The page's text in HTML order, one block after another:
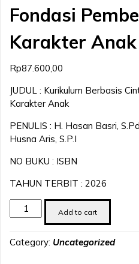
Fondasi
Karakter Anak
Rp87.600,00
JUDUL : Kurikulum Berbasis
Karakter Anak
PENULIS : H. Hasan Basri,
Husna Aris, S.P.I
NO BUKU : ISBN
TAHUN TERBIT : 2026
Kurikulum
Berbasis
:
Add to cart
Category: Uncategorized